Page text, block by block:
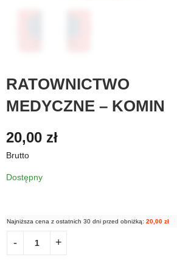
RATOWNICTWO
MEDYCZNE – KOMIN
20,00 zł
Brutto
Dostępny
Najniższa cena z ostatnich 30 dni przed obniżką: 20,00 zł